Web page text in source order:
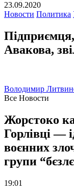
23.09.2020
Новости Политика
Авакова,
Володимир Литвин
Все Новости
Жорстоко
Горлівці —
воєнних
групи
19:01